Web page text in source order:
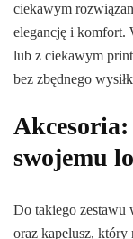
ciekawym
elegancję i komfort.
lub z ciekawym
bez zbędnego
swojemu
Do takiego zestawu
oraz kapelusz, który